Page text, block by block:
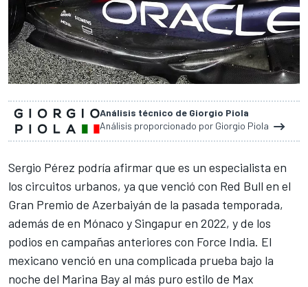
Análisis técnico de Giorgio Piola
Análisis proporcionado por Giorgio Piola
Sergio Pérez podría afirmar que es un especialista en
los circuitos urbanos, ya que venció con Red Bull en el
Gran Premio de Azerbaiyán de la pasada temporada,
además de en Mónaco ySingapuren 2022, y de los
podios en campañas anteriores con Force India. El
mexicano venció en una complicada prueba bajo la
noche del Marina Bayal más puro estilo de Max